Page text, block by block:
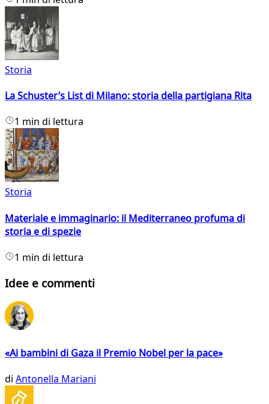
Storia
La Schuster’s List di Milano: storia della partigiana Rita
1 min di lettura
Storia
Materiale e immaginario: il Mediterraneo profuma di
storia e di spezie
1 min di lettura
Idee e commenti
«Ai bambini di Gaza il Premio Nobel per la pace»
di Antonella Mariani